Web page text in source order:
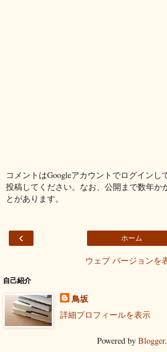
コメントはGoogleアカウントでログインし
投稿してください。なお、公開まで数年か
とがあります。
‹ ホーム
ウェブ バージョンを
自己紹介
鳥坂
詳細プロフィールを表示
Powered by Blogger.